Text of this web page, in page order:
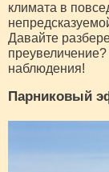
климата в
Давайте
наблюдения!
Парниковый